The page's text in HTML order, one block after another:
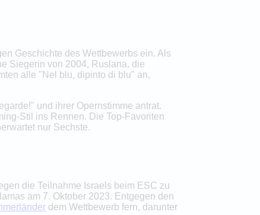
Geschichte des Wettbewerbs ein. Als
Siegerin von 2004, Ruslana, die
alle "Nel blu, dipinto di blu" an,
und ihrer Opernstimme antrat.
Stil ins Rennen. Die Top-Favoriten
nur Sechste.
die Teilnahme Israels beim ESC zu
am 7. Oktober 2023. Entgegen den
dem Wettbewerb fern, darunter